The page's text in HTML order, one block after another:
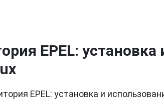
EPEL: установка
EPEL: установка и